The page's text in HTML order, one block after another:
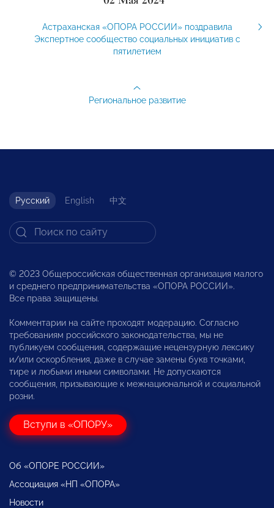
Астраханская «ОПОРА РОССИИ» поздравила
Экспертное сообщество социальных инициатив с
пятилетием
Региональное развитие
Русский English 中文
© 2023 Общероссийская общественная организация малого
и среднего предпринимательства «ОПОРА РОССИИ».
Все права защищены.
Комментарии на сайте проходят модерацию. Согласно
требованиям российского законодательства, мы не
публикуем сообщения, содержащие нецензурную лексику
и/или оскорбления, даже в случае замены букв точками,
тире и любыми иными символами. Не допускаются
сообщения, призывающие к межнациональной и социальной
розни.
Вступи в «ОПОРУ»
Об «ОПОРЕ РОССИИ»
Ассоциация «НП «ОПОРА»
Новости